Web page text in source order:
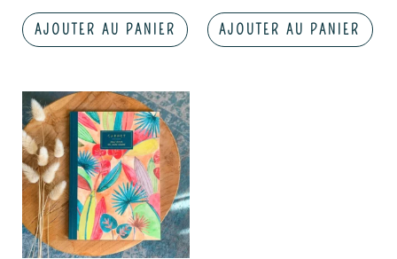
AJOUTER AU PANIER AJOUTER AU PANIER